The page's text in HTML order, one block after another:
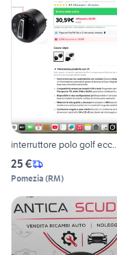
interruttore polo golf ecc..
25 €
Pomezia (RM)